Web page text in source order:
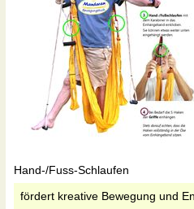
Hand-/Fuss-Schlaufen
fördert kreative Bewegung und